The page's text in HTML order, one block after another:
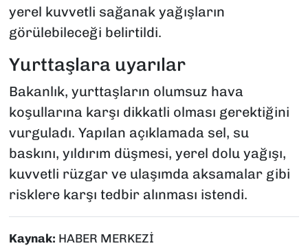
yerel kuvvetli sağanak yağışların
görülebileceği belirtildi.
Yurttaşlara uyarılar
Bakanlık, yurttaşların olumsuz hava
koşullarına karşı dikkatli olması gerektiğini
vurguladı. Yapılan açıklamada sel, su
baskını, yıldırım düşmesi, yerel dolu yağışı,
kuvvetli rüzgar ve ulaşımda aksamalar gibi
risklere karşı tedbir alınması istendi.
Kaynak: HABER MERKEZİ